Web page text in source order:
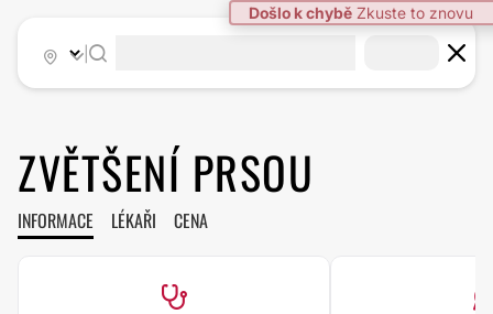
ZVĚTŠENÍ PRSOU
INFORMACE LÉKAŘI CENA